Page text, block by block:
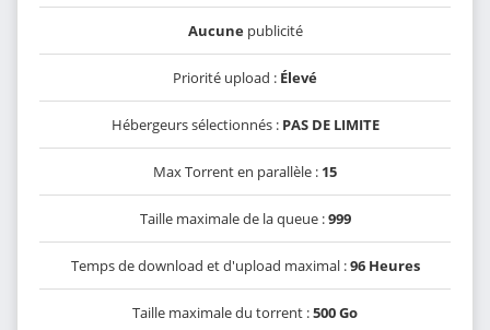
Aucunepublicité
Priorité upload : Élevé
Hébergeurs sélectionnés : PAS DE LIMITE
Max Torrent en parallèle : 15
Taille maximale de la queue :999
Temps de download et d'upload maximal :96 Heures
Taille maximale du torrent :500 Go